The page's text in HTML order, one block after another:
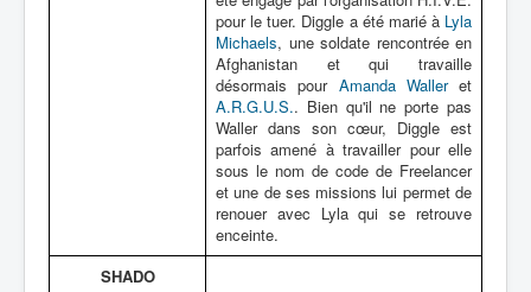
pour le tuer. Diggle a été marié à Lyla
Michaels, une soldate rencontrée en
Afghanistan et qui travaille
désormais pour Amanda Walleret
A.R.G.U.S.. Bien qu'il ne porte pas
Waller dans son cœur, Diggle est
parfois amené à travailler pour elle
sous le nom de code de Freelancer
et une de ses missions lui permet de
renouer avec Lyla qui se retrouve
enceinte.
SHADO